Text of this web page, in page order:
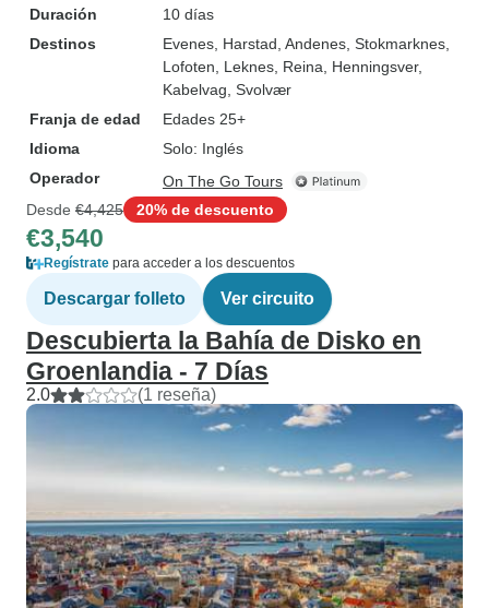
Duración
10 días
Destinos
Evenes , Harstad , Andenes , Stokmarknes
Lofoten , Leknes , Reina , Henningsver,
Kabelvag , Svolvær
Franja de edad
Edades 25+
Idioma
Solo: Inglés
Operador
On The Go Tours
Desde €4,425 20% de descuento
€3,540
Regístrate para acceder a los descuentos
Descargar folleto Ver circuito
Descubierta la Bahía de Disko en
Groenlandia - 7 Días
2.0 (1 reseña)